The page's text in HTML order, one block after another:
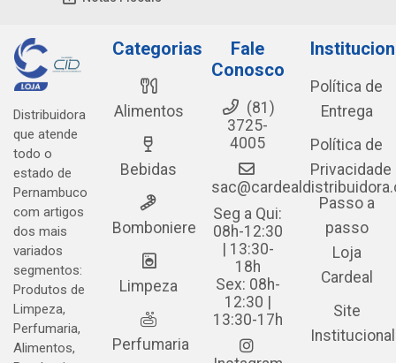
Distribuidora
que atende
todo o
estado de
Pernambuco
com artigos
dos mais
variados
segmentos:
Produtos de
Limpeza,
Perfumaria,
Alimentos,
Categorias
Alimentos
Bebidas
Bomboniere
Limpeza
Perfumaria
Fale
Conosco
(81)
3725-
4005
Seg a Qui:
08h-12:30
| 13:30-
18h
Sex: 08h-
12:30 |
13:30-17h
Política de
Entrega
Política de
Privacidade
Passo a
passo
Loja
Cardeal
Site
Institucional